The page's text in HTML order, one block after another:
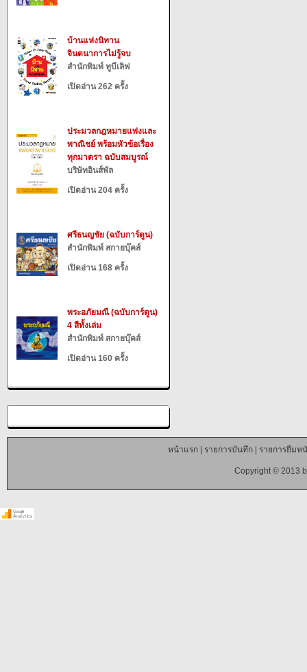
บ้านแห่งนิทาน
จินตนาการไม่รู้จบ
สำนักพิมพ์ ทูบีเลิฟ
เปิดอ่าน 262 ครั้ง
ประมวลกฎหมายแพ่งและ
พาณิชย์ พร้อมหัวข้อเรื่อง
ทุกมาตรา ฉบับสมบูรณ์
บริษัทอินส์พัล
เปิดอ่าน 204 ครั้ง
ศรีธนญชัย (ฉบับการ์ตูน)
สำนักพิมพ์ สกายบุ๊คส์
เปิดอ่าน 168 ครั้ง
พระอภัยมณี (ฉบับการ์ตูน)
4 สีทั้งเล่ม
สำนักพิมพ์ สกายบุ๊คส์
เปิดอ่าน 160 ครั้ง
หน้าแรก| รายการบันทึก| รายการยืมห
Copyright © 2013